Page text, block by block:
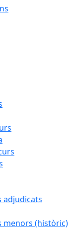
adjudicats
menors (històric)